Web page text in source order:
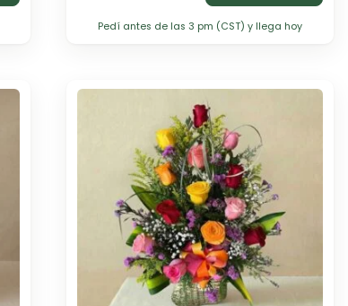
Pedí antes de las 3 pm (CST) y llega hoy